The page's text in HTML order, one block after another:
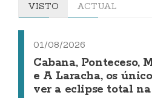
VISTO ACTUAL
01/08/2026
Cabana, Ponteceso,
e A Laracha, os
ver a eclipse total